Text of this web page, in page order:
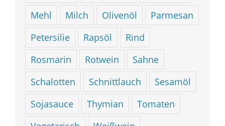
Mehl
Milch Olivenöl
Parmesan
Petersilie
Rapsöl
Rind
Rosmarin
Rotwein
Sahne
Schalotten
Schnittlauch
Sesamöl
Sojasauce
Thymian
Tomaten